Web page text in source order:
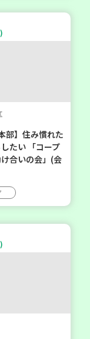
部】住み慣れた
たい 「コープ
合いの会」(会